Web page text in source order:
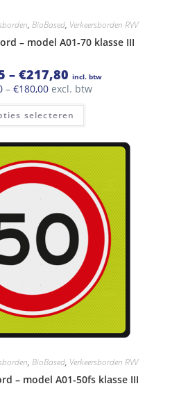
, BioBased, Verkeersborden RVV
– model A01-70 klasse III
– €217,80 Prijsklasse:
€90,75
tot
€217,80
incl. btw
– €180,00Prijsklasse:
tot
€180,00
excl. btw
selecteren
Dit
heeft
variaties.
gekozen
worden
op
de
productpagina
, BioBased, Verkeersborden RVV
– model A01-50fs klasse III